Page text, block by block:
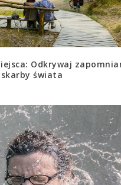
Odkrywaj
świata